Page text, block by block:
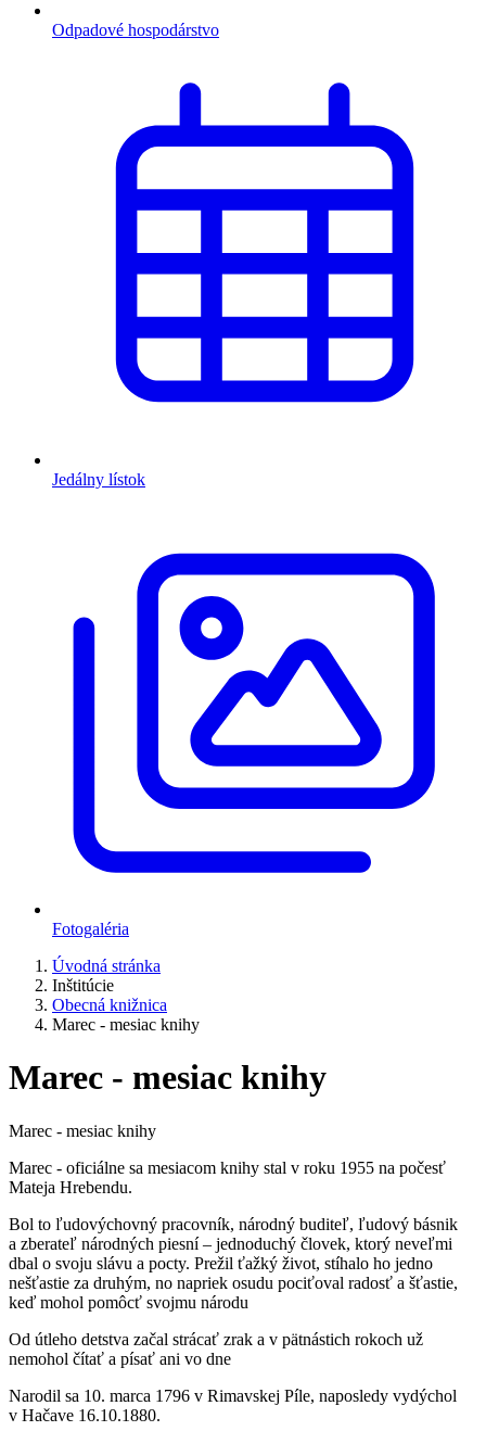
Odpadové hospodárstvo
Jedálny lístok
Fotogaléria
Úvodná stránka
Inštitúcie
Obecná knižnica
Marec - mesiac knihy
Marec - mesiac knihy
Marec - mesiac knihy
Marec - oficiálne sa mesiacom knihy stal v roku 1955 na počesť
Mateja Hrebendu.
Bol to ľudovýchovný pracovník, národný buditeľ, ľudový básnik
a zberateľ národných piesní – jednoduchý človek, ktorý neveľmi
dbal o svoju slávu a pocty. Prežil ťažký život, stíhalo ho jedno
nešťastie za druhým, no napriek osudu pociťoval radosť a šťastie,
keď mohol pomôcť svojmu národu
Od útleho detstva začal strácať zrak a v pätnástich rokoch už
nemohol čítať a písať ani vo dne
Narodil sa 10. marca 1796 v Rimavskej Píle, naposledy vydýchol
v Hačave 16.10.1880.